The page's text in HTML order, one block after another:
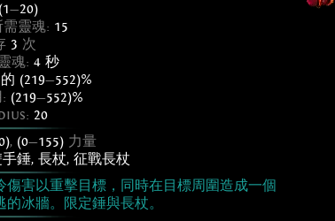
(1—20)
靈魂: 15
3 次
魂: 4 秒
(219—552)%
(219—552)%
20
, (0—155)力量
錘, 長杖, 征戰長杖
害以重擊目標，同時在目標周圍造成一個
冰牆。限定錘與長杖。